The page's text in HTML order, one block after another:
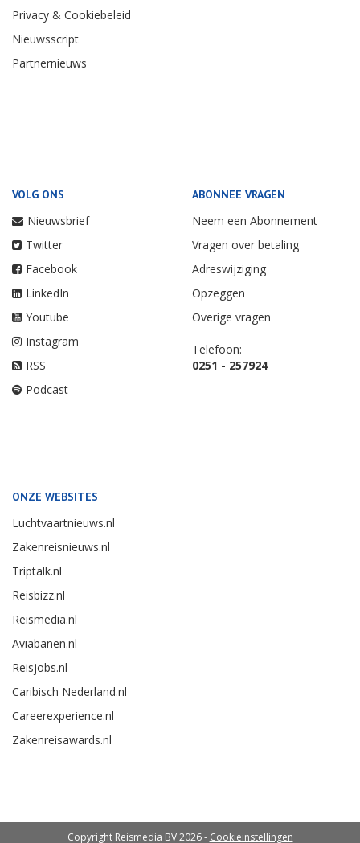
Privacy & Cookiebeleid
Nieuwsscript
Partnernieuws
VOLG ONS
Nieuwsbrief
Twitter
Facebook
LinkedIn
Youtube
Instagram
RSS
Podcast
ABONNEE VRAGEN
Neem een Abonnement
Vragen over betaling
Adreswijziging
Opzeggen
Overige vragen
Telefoon:
0251 - 257924
ONZE WEBSITES
Luchtvaartnieuws.nl
Zakenreisnieuws.nl
Triptalk.nl
Reisbizz.nl
Reismedia.nl
Aviabanen.nl
Reisjobs.nl
Caribisch Nederland.nl
Careerexperience.nl
Zakenreisawards.nl
Copyright Reismedia BV 2026 - Cookieinstellingen